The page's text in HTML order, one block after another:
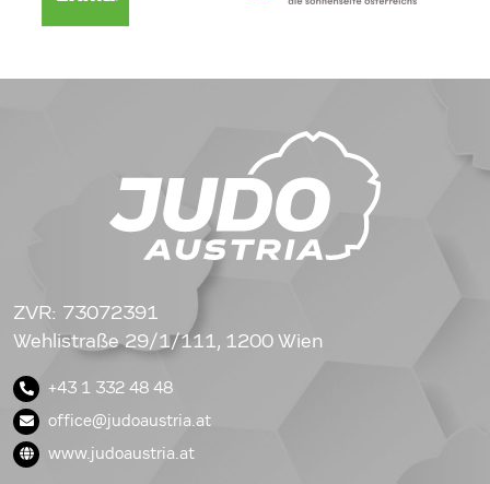
ZVR: 73072391
Wehlistraße 29/1/111, 1200 Wien
+43 1 332 48 48
office@judoaustria.at
www.judoaustria.at